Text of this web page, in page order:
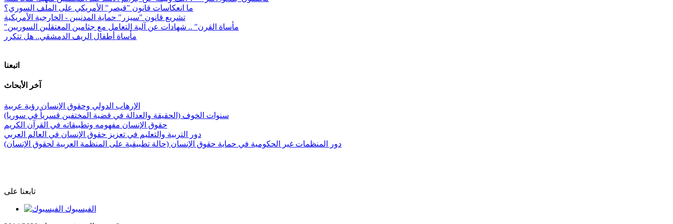
ما انعكاسات قانون "قيصر" الأمريكي على الملف السوري؟
تشريع قانون "سيزر" حماية المدنيين - الخارجية الأمريكية
"مأساة القرن" .. شهادات عن آلية التعامل مع جثامين المعتقلين السوريين
مأساة أطفال الريف الدمشقي.. هل تتكرر
اتبعنا
آخر الأبحاث
الإرهاب الدولي وحقوق الإنسان رؤية عربية
سنوات الخوف (الحقيقة والعدالة في قضية المختفين قسرياً في سوريا)
حقوق الإنسان مفهومه وتطبيقاته في القرآن الكريم
دور التربية والتعليم في تعزيز حقوق الإنسان في العالم العربي
دور المنظمات غير الحكومية في حماية حقوق الإنسان (حالة تطبيقية على المنظمة العربية لحقوق الإنسان)
تابعنا على
الفيسبوك